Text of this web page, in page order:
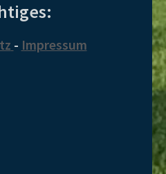
- Impressum